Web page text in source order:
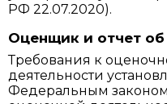
РФ 22.07.2020).
Оценщик и отчет об
Требования к
деятельности
Федеральным